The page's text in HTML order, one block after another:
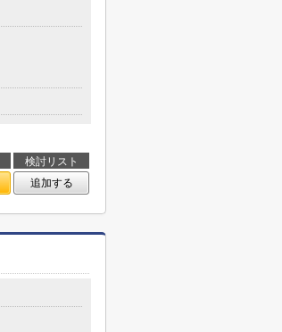
検討リスト
追加する